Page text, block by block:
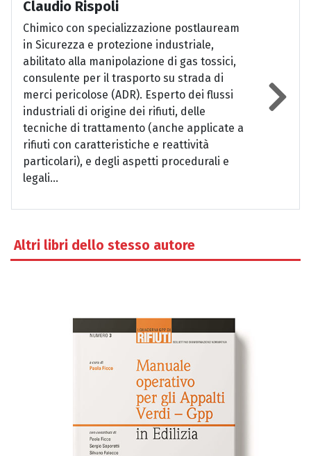
Claudio Rispoli
Chimico con specializzazione postlauream
in Sicurezza e protezione industriale,
abilitato alla manipolazione di gas tossici,
consulente per il trasporto su strada di
merci pericolose (ADR). Esperto dei flussi
industriali di origine dei rifiuti, delle
tecniche di trattamento (anche applicate a
rifiuti con caratteristiche e reattività
particolari), e degli aspetti procedurali e
legali...
Altri libri dello stesso autore